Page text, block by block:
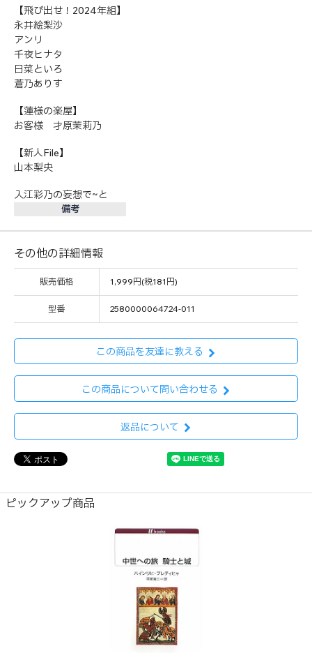
【飛び出せ！2024年組】
永井絵梨沙
アンリ
千夜ヒナタ
日菜といろ
蒼乃ありす
【蓮様の楽屋】
お客様 才原茉莉乃
【新人File】
山本梨央
入江彩乃の妄想で~と
備考
その他の詳細情報
販売価格 1,999円(税181円)
型番 2580000064724-011
この商品を友達に教える
この商品について問い合わせる
返品について
ピックアップ商品